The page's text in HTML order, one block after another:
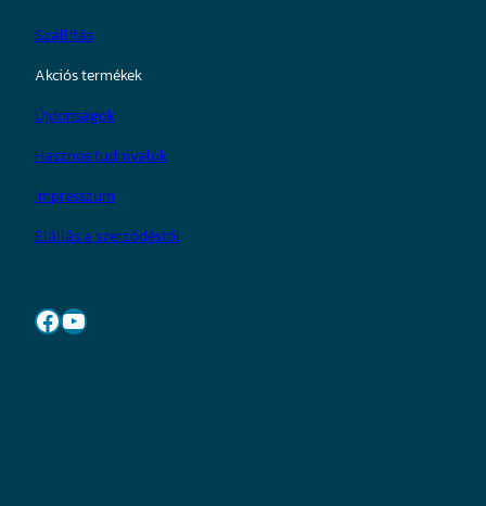
Szállítás
Akciós termékek
Újdonságok
Hasznos tudnivalók
Impresszum
Elállás a szerződéstől
Facebook YouTube